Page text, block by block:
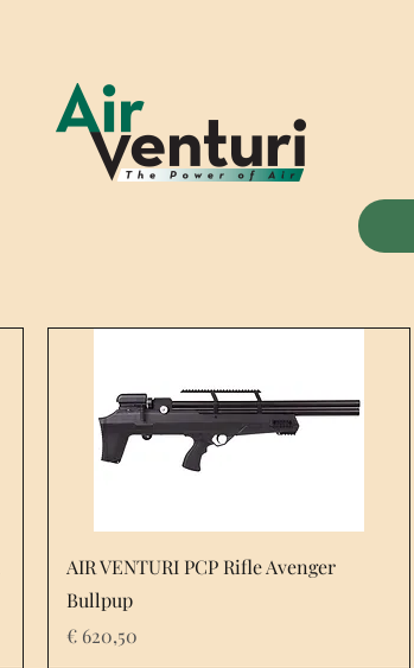
AIR VENTURI PCP Rifle Avenger
Bullpup
Prijs
€ 620,50